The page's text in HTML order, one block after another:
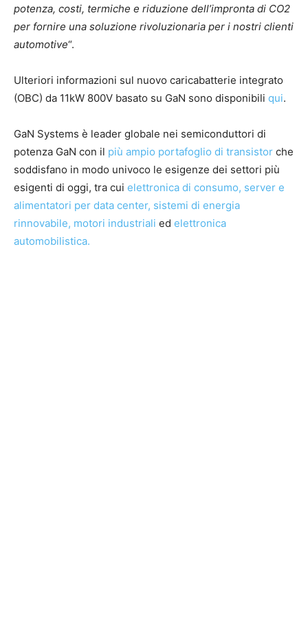
potenza, costi, termiche e riduzione dell’impronta di CO2
per fornire una soluzione rivoluzionaria per i nostri clienti
automotive“.
Ulteriori informazioni sul nuovo caricabatterie integrato
(OBC) da 11kW 800V basato su GaN sono disponibili qui.
GaN Systems è leader globale nei semiconduttori di
potenza GaN con il più ampio portafoglio di transistor che
soddisfano in modo univoco le esigenze dei settori più
esigenti di oggi, tra cui elettronica di consumo, server e
alimentatori per data center, sistemi di energia
rinnovabile, motori industriali ed elettronica
automobilistica.